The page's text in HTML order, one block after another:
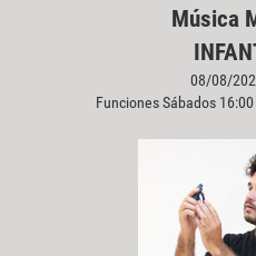
Música
08/08/
Funciones Sábados